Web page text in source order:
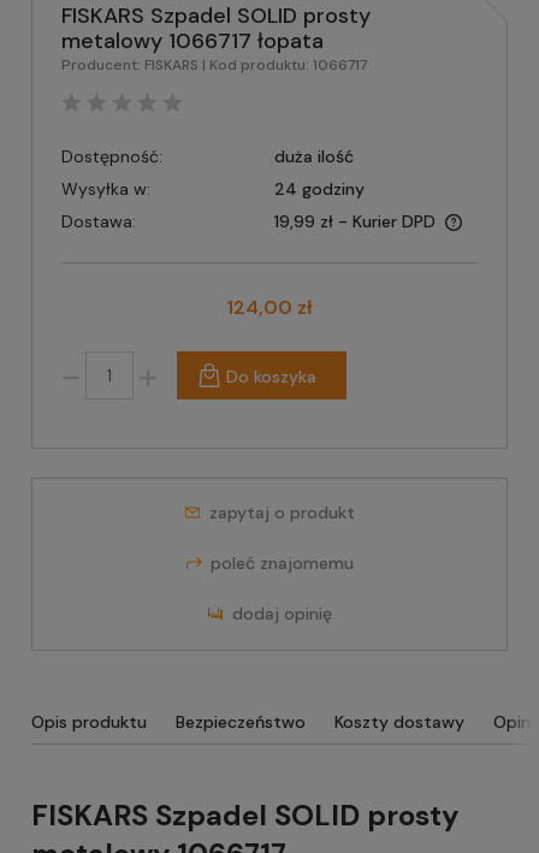
FISKARS Szpadel SOLID prosty
metalowy 1066717 łopata
Producent: FISKARS | Kod produktu: 1066717
Dostępność:
duża ilość
Wysyłka w:
24 godziny
Dostawa:
19,99 zł - Kurier DPD
124,00 zł
Do koszyka
zapytaj o produkt
poleć znajomemu
dodaj opinię
Opis produktu Bezpieczeństwo Koszty dostawy
FISKARS Szpadel SOLID prosty